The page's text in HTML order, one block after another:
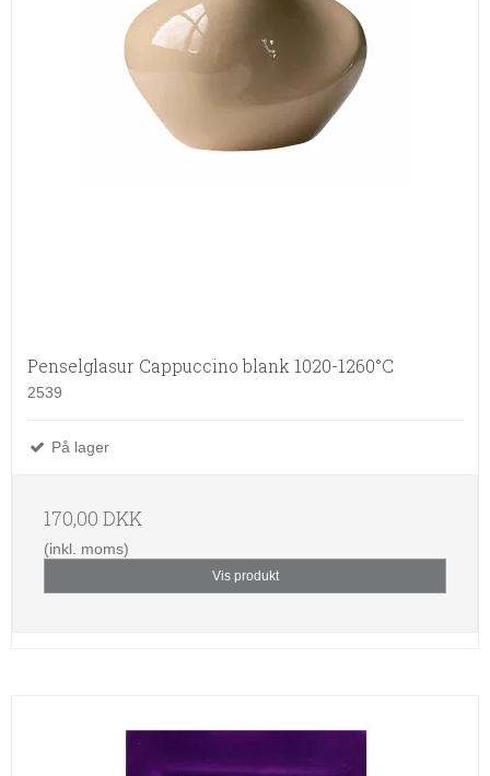
Penselglasur Cappuccino blank 1020-1260°C
2539
På lager
170,00 DKK
(inkl. moms)
Vis produkt